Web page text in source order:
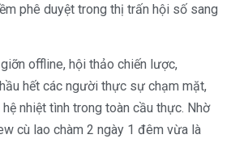
phê duyệt trong thị trấn hội số sang
offline, hội thảo chiến lược,
hết các người thực sự chạm mặt,
nhiệt tình trong toàn cầu thực. Nhờ
cù lao chàm 2 ngày 1 đêm vừa là